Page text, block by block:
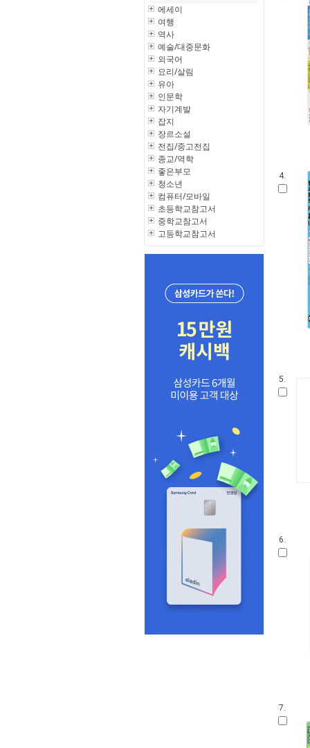
에세이
여행
역사
예술/대중문화
외국어
요리/살림
유아
인문학
자기계발
잡지
장르소설
전집/중고전집
종교/역학
좋은부모
청소년
컴퓨터/모바일
초등학교참고서
중학교참고서
고등학교참고서
4.
5.
6.
7.